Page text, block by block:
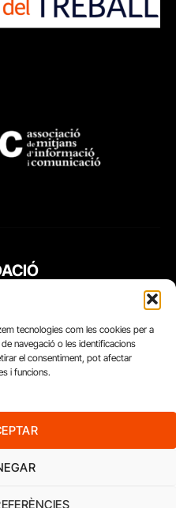
tecnologies com les cookies per a
navegació o les identificacions
el consentiment, pot afectar
i funcions.